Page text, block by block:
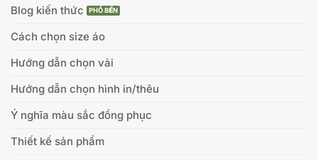
Blog kiến thức
Cách chọn size áo
Hướng dẫn chọn vải
Hướng dẫn chọn hình in/thêu
Ý nghĩa màu sắc đồng phục
Thiết kế sản phẩm